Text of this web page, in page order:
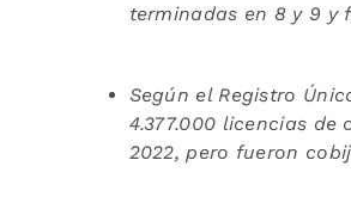
terminadas en 8 y 9 y
Según el Registro
4.377.000 licencias de
2022, pero fueron